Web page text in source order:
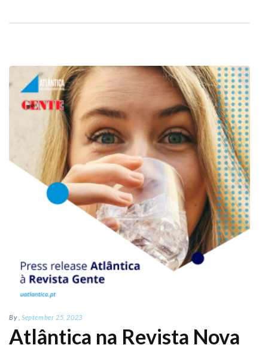
By ,September 25, 2023
Atlântica na Revista Nova